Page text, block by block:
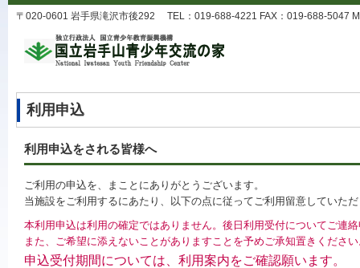
〒020-0601 岩手県滝沢市後292 TEL：019-688-4221 FAX：019-688-5047
利用申込
利用申込をされる皆様へ
ご利用の申込を、まことにありがとうございます。
当施設をご利用するにあたり、以下の点に従ってご利用留意していた
本利用申込は利用の確定ではありません。後日利用受付についてご連
また、ご希望に添えないことがありますことを予めご承知置きくださ
申込受付期間については、利用案内をご確認願います。